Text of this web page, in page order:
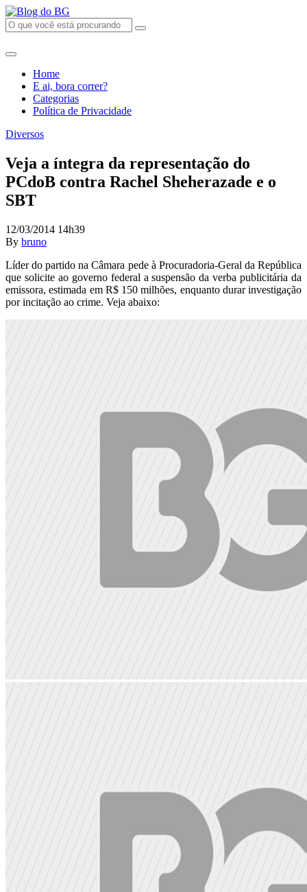
Home
E ai, bora correr?
Categorias
Política de Privacidade
Diversos
Veja a íntegra da representação do
PCdoB contra Rachel Sheherazade e o
SBT
12/03/2014 14h39
By bruno
Líder do partido na Câmara pede à Procuradoria-Geral da República
que solicite ao governo federal a suspensão da verba publicitária da
emissora, estimada em R$ 150 milhões, enquanto durar investigação
por incitação ao crime. Veja abaixo: